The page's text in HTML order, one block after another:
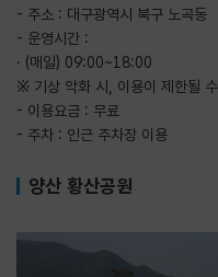
- 주소 : 대구광역시 북구 노곡동
- 운영시간 :
· (매일) 09:00~18:00
※ 기상 악화 시, 이용이 제한될
- 이용요금 : 무료
- 주차 : 인근 주차장 이용
양산 황산공원